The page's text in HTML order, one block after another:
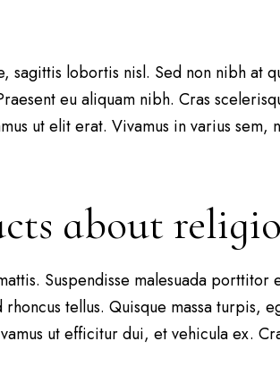
sagittis lobortis nisl. Sed non nibh at
eu aliquam nibh. Cras
ut elit erat. Vivamus in varius sem,
about
Suspendisse malesuada
tellus. Quisque massa turpis,
ut efficitur dui, et vehicula ex.